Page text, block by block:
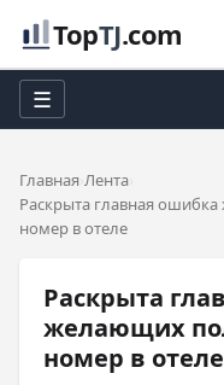
TopTJ.com
☰
Главная Лента
Раскрыта главная
номер в отеле
Раскрыта
желающих
номер в отеле